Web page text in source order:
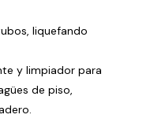
liquefando
y limpiador para
de piso,